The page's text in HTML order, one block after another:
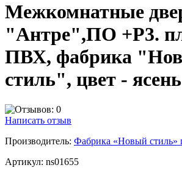
Межкомнатные
"Антре",ПО +Р3.
ПВХ, фабрика
стиль", цвет - ясень
Написать отзыв
Производитель: Фабрика «Новый стиль»
Артикул: ns01655